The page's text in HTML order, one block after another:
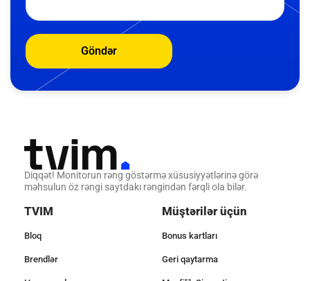
Göndər
Diqqət! Monitorun rəng göstərmə xüsusiyyətlərinə görə
məhsulun öz rəngi saytdakı rəngindən fərqli ola bilər.
TVIM
Bloq
Brendlər
Müştərilər üçün
Bonus kartları
Geri qaytarma